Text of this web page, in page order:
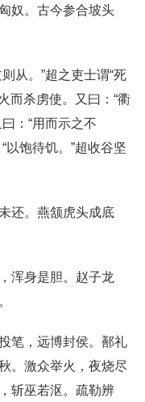
奴。古今参合坡头
从。”超之吏士谓“死
而杀虏使。又曰：“衢
：“用而示之不
以饱待饥。”超收谷坚
还。燕颔虎头成底
浑身是胆。赵子龙
笔，远博封侯。鄯礼
。激众举火，夜烧尽
斩巫若沤。疏勒辨